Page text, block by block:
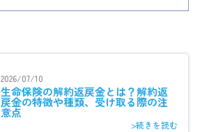
2026/07/10
生命保険の解約返戻金とは？解約返
戻金の特徴や種類、受け取る際の注
意点
>続きを読む